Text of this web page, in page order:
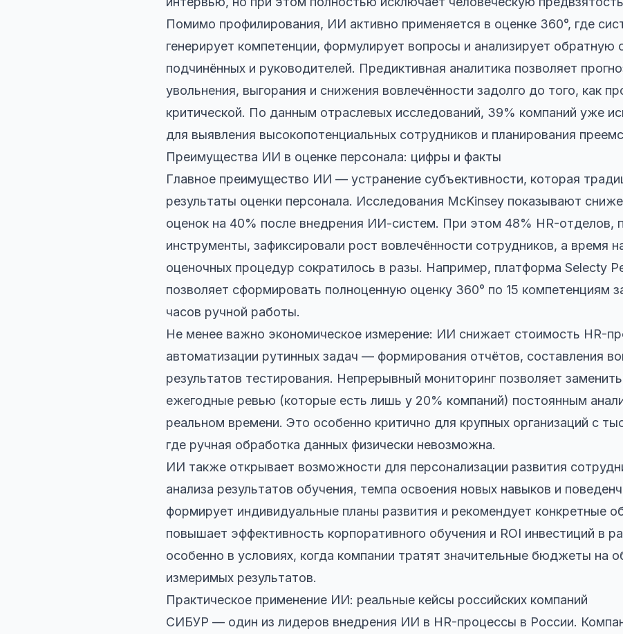
Помимо профилирования, ИИ активно применяется в оценке 360°, где
генерирует компетенции, формулирует вопросы и анализирует обратную
подчинённых и руководителей. Предиктивная аналитика позволяет
увольнения, выгорания и снижения вовлечённости задолго до того, как
критической. По данным отраслевых исследований, 39% компаний уже
для выявления высокопотенциальных сотрудников и планирования
Преимущества ИИ в оценке персонала: цифры и факты
Главное преимущество ИИ — устранение субъективности, которая
результаты оценки персонала. Исследования McKinsey показывают
оценок на 40% после внедрения ИИ-систем. При этом 48% HR-
инструменты, зафиксировали рост вовлечённости сотрудников, а время
оценочных процедур сократилось в разы. Например, платформа Selecty
позволяет сформировать полноценную оценку 360° по 15 компетенциям
часов ручной работы.
Не менее важно экономическое измерение: ИИ снижает стоимость HR-
автоматизации рутинных задач — формирования отчётов, составления
результатов тестирования. Непрерывный мониторинг позволяет
ежегодные ревью (которые есть лишь у 20% компаний) постоянным
реальном времени. Это особенно критично для крупных организаций с
где ручная обработка данных физически невозможна.
ИИ также открывает возможности для персонализации развития
анализа результатов обучения, темпа освоения новых навыков и
формирует индивидуальные планы развития и рекомендует конкретные
повышает эффективность корпоративного обучения и ROI инвестиций в
особенно в условиях, когда компании тратят значительные бюджеты на
измеримых результатов.
Практическое применение ИИ: реальные кейсы российских компаний
СИБУР — один из лидеров внедрения ИИ в HR-процессы в России.